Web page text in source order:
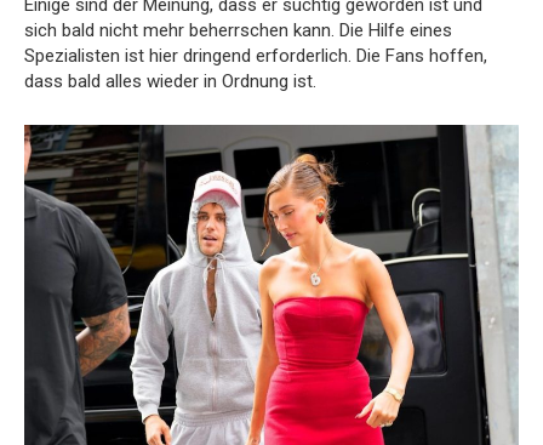
Einige sind der Meinung, dass er süchtig geworden ist und
sich bald nicht mehr beherrschen kann. Die Hilfe eines
Spezialisten ist hier dringend erforderlich. Die Fans hoffen,
dass bald alles wieder in Ordnung ist.